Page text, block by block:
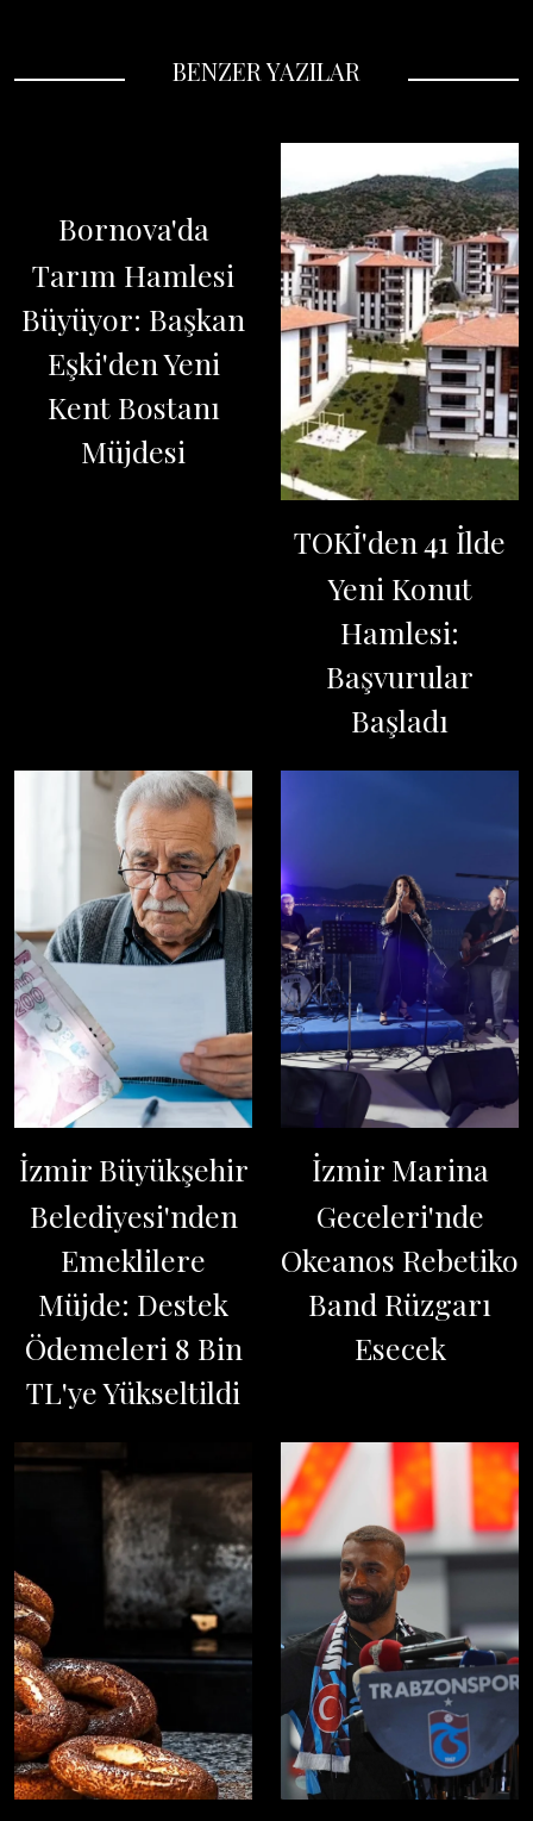
BENZER YAZILAR
Bornova'da
Tarım Hamlesi
Büyüyor: Başkan
Eşki'den Yeni
Kent Bostanı
Müjdesi
TOKİ'den 41 İlde
Yeni Konut
Hamlesi:
Başvurular
Başladı
İzmir Büyükşehir
Belediyesi'nden
Emeklilere
Müjde: Destek
Ödemeleri 8 Bin
TL'ye Yükseltildi
İzmir Marina
Geceleri'nde
Okeanos Rebetiko
Band Rüzgarı
Esecek